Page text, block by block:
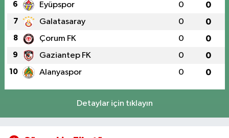
6 Eyüpspor 0 0
7 Galatasaray 0 0
8 Çorum FK 0 0
9 Gaziantep FK 0 0
10 Alanyaspor 0 0
Detaylar için tıklayın